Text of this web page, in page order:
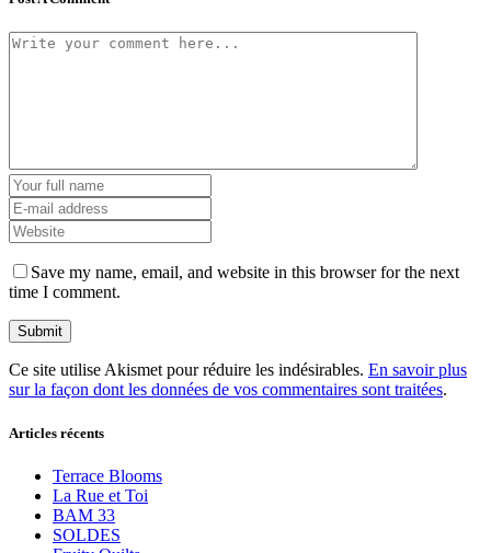
Save my name, email, and website in this browser for the next
time I comment.
Ce site utilise Akismet pour réduire les indésirables. En savoir plus
sur la façon dont les données de vos commentaires sont traitées.
Articles récents
Terrace Blooms
La Rue et Toi
BAM 33
SOLDES